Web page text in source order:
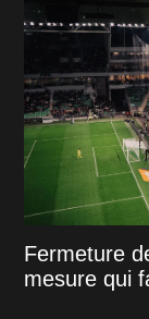
Fermeture
mesure qui